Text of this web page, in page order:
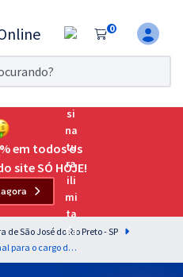
0
7 dias!
o Exame da
as principais
em todos os
site SÓ HOJE!
de São José do Rio Preto - SP
ISS São José do Rio Preto - SP - Direito Penal para o cargo de Auditor Fiscal Tributário Municipal - Professor Érico Palazzo & Douglas Vargas